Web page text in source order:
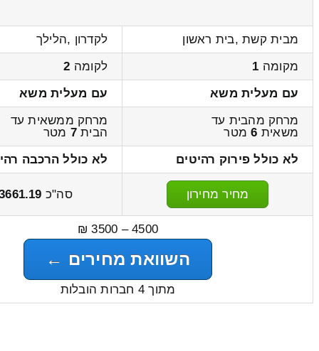
מבית קשת ,בית ראשון
לקדרון ,הלילך
מקומה 1 לקומה 2
עם מעלית משא
עם מעלית משא
מרחק מהבית עד
משאית 6מטר
מרחק ממשאית עד
הבית7 מטר
לא כולל פירוק רהיטים
לא כולל הרכבה
מחיר מחירון סה"כ
4500 – 3500 ₪
השוואת מחירים ←
מתוך 4 חברות הובלות